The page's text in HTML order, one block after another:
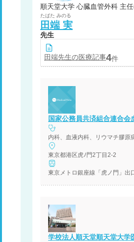
順天堂大学 心臓血管外科 主
たばた みのる
田端 実
先生
田端先生の医療記事4件
国家公務員共済組合連合会
内科、血液内科、リウマチ膠原
東京都港区虎ﾉ門2丁目2-2
東京メトロ銀座線「虎ノ門」出
学校法人順天堂順天堂大学